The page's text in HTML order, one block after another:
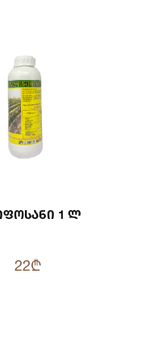
1 Ლ
22₾